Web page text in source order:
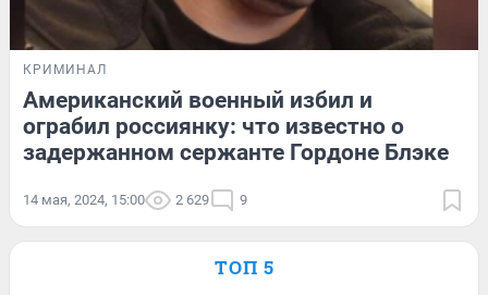
КРИМИНАЛ
Американский военный избил и
ограбил россиянку: что известно о
задержанном сержанте Гордоне Блэке
14 мая, 2024, 15:00 2 629 9
ТОП 5